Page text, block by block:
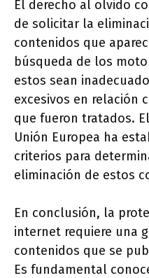
El derecho al olvido
de solicitar la
contenidos que
búsqueda de los
estos sean
excesivos en relación
que fueron tratados.
Unión Europea ha
criterios para
eliminación de estos
En conclusión, la
internet requiere una
contenidos que se
Es fundamental